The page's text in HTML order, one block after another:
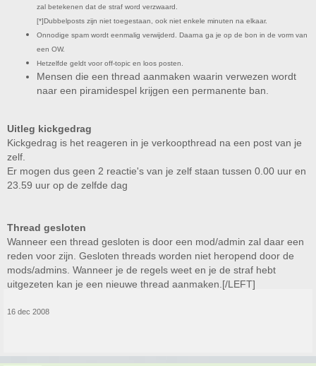
zal betekenen dat de straf word verzwaard.
[*]Dubbelposts zijn niet toegestaan, ook niet enkele minuten na elkaar.
Onnodige spam wordt eenmalig verwijderd. Daarna ga je op de bon in de vorm van
een OW.
Hetzelfde geldt voor off-topic en loos posten.
Mensen die een thread aanmaken waarin verwezen wordt
naar een piramidespel krijgen een permanente ban.
Uitleg kickgedrag
Kickgedrag is het reageren in je verkoopthread na een post van je
zelf.
Er mogen dus geen 2 reactie's van je zelf staan tussen 0.00 uur en
23.59 uur op de zelfde dag
Thread gesloten
Wanneer een thread gesloten is door een mod/admin zal daar een
reden voor zijn. Gesloten threads worden niet heropend door de
mods/admins. Wanneer je de regels weet en je de straf hebt
uitgezeten kan je een nieuwe thread aanmaken.[/LEFT]
16 dec 2008